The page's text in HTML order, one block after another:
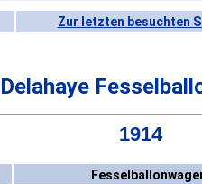
Zur letzten besuchten
Delahaye
1914